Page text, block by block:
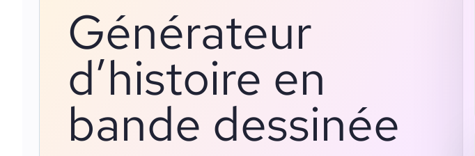
Générateur
d’histoire en
bande dessinée